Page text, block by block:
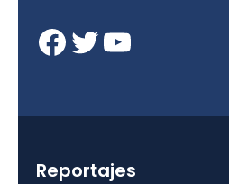
Facebook Twitter YouTube
Reportajes